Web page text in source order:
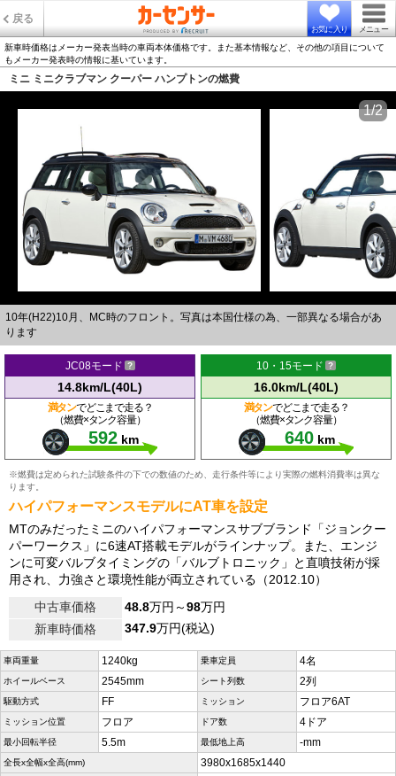
戻る
お気に入り メニュー
新車時価格はメーカー発表当時の車両本体価格です。また基本情報など、その他の項目について
もメーカー発表時の情報に基いています。
ミニ ミニクラブマン クーパー ハンプトンの燃費
10年(H22)10月、MC時のフロント。写真は本国仕様の為、一部異なる場合があ
ります
1/2
JC08モード
14.8km/L(40L)
満タンでどこまで走る？
（燃費×タンク容量）
592 km
10・15モード
16.0km/L(40L)
満タンでどこまで走る？
（燃費×タンク容量）
640 km
※燃費は定められた試験条件の下での数値のため、走行条件等により実際の燃料消費率は異な
ります。
ハイパフォーマンスモデルにAT車を設定
MTのみだったミニのハイパフォーマンスサブブランド「ジョンクー
パーワークス」に6速AT搭載モデルがラインナップ。また、エンジ
ンに可変バルブタイミングの「バルブトロニック」と直噴技術が採
用され、力強さと環境性能が両立されている（2012.10）
中古車価格
48.8万円～98万円
新車時価格
347.9万円(税込)
車両重量 1240kg 乗車定員 4名
ホイールベース 2545mm シート列数 2列
駆動方式 FF ミッション フロア6AT
ミッション位置 フロア ドア数 4ドア
最小回転半径 5.5m 最低地上高 -mm
全長x全幅x全高(mm) 3980x1685x1440